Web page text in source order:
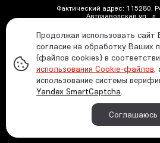
Фактический адрес: 115280,
Автозаводская ул., д.
Политика ФХР в отношении
персональных
Информация о распределении
При использовании
официальный сайт Федерации
обязательна ©
Продолжая использовать сайт
согласие на обработку Ваших
(файлов cookies) в
использования Cookie-файлов,
использование системы
Yandex SmartCaptcha.
Соглашаюсь